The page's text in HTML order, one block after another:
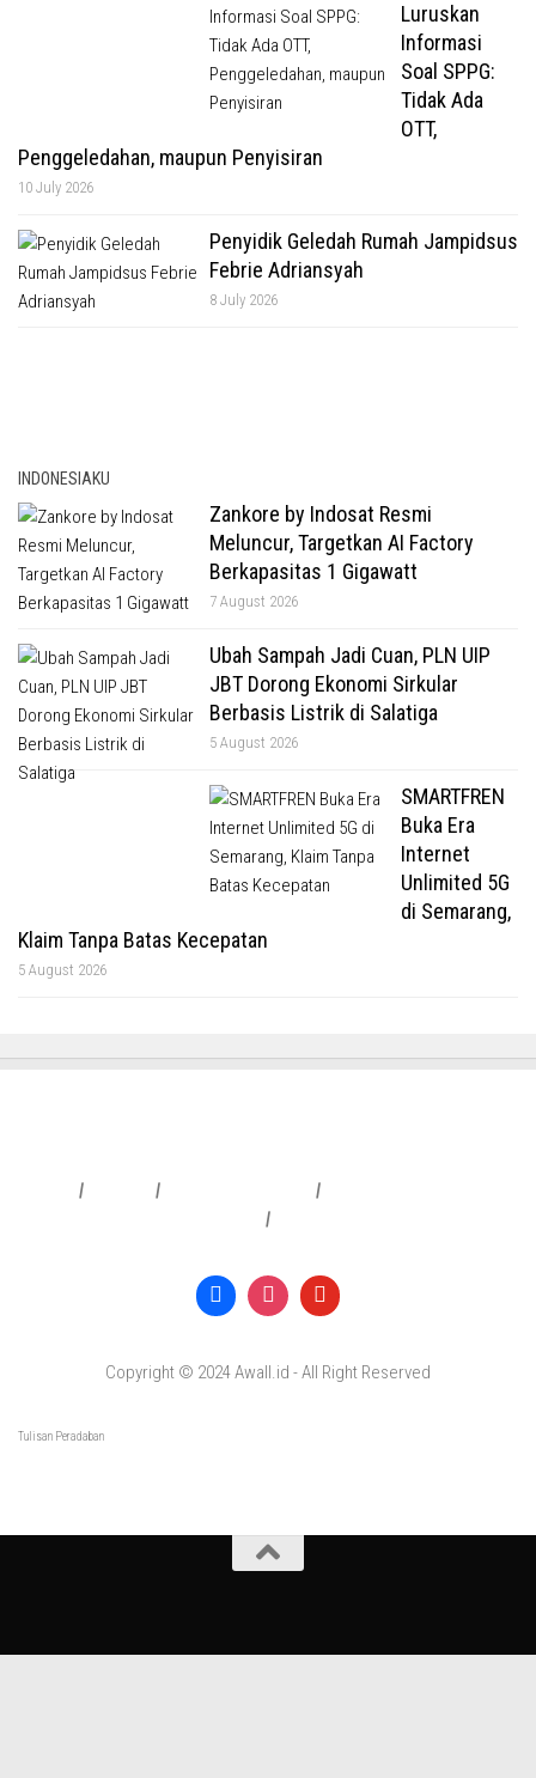
Luruskan
Informasi
Soal SPPG:
Tidak Ada
OTT,
Penggeledahan, maupun Penyisiran
10 July 2026
Penyidik Geledah Rumah Jampidsus
Febrie Adriansyah
8 July 2026
INDONESIAKU
Zankore by Indosat Resmi
Meluncur, Targetkan AI Factory
Berkapasitas 1 Gigawatt
7 August 2026
Ubah Sampah Jadi Cuan, PLN UIP
JBT Dorong Ekonomi Sirkular
Berbasis Listrik di Salatiga
5 August 2026
SMARTFREN
Buka Era
Internet
Unlimited 5G
di Semarang,
Klaim Tanpa Batas Kecepatan
5 August 2026
| | |
|
Copyright © 2024 Awall.id - All Right Reserved
Tulisan Peradaban